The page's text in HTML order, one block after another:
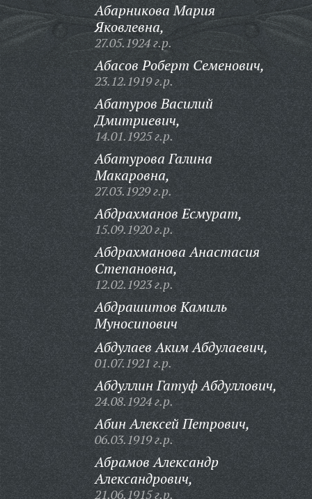
Абарникова Мария
Яковлевна,
27.05.1924 г.р.
Абасов Роберт Семенович,
23.12.1919 г.р.
Абатуров Василий
Дмитриевич,
14.01.1925 г.р.
Абатурова Галина
Макаровна,
27.03.1929 г.р.
Абдрахманов Есмурат,
15.09.1920 г.р.
Абдрахманова Анастасия
Степановна,
12.02.1923 г.р.
Абдрашитов Камиль
Муносипович
Абдулаев Аким Абдулаевич,
01.07.1921 г.р.
Абдуллин Гатуф Абдуллович,
24.08.1924 г.р.
Абин Алексей Петрович,
06.03.1919 г.р.
Абрамов Александр
Александрович,
21.06.1915 г.р.